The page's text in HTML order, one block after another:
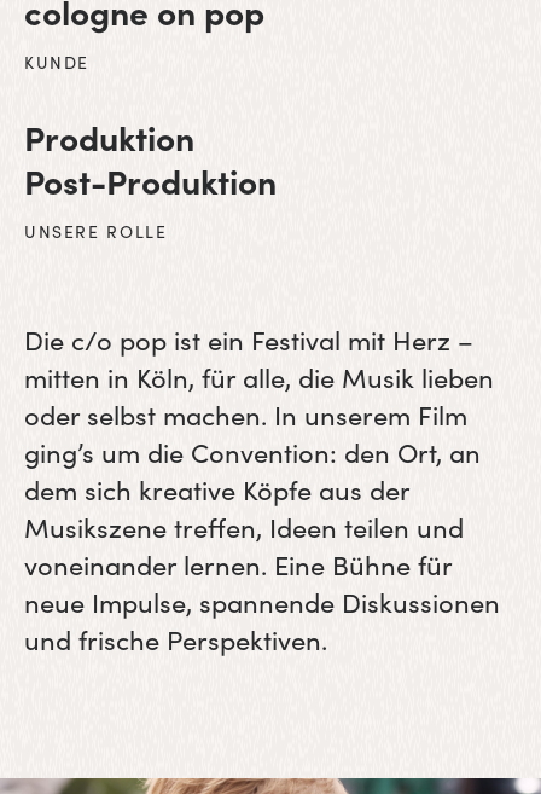
Die c/o pop ist ein Festival mit Herz –
mitten in Köln, für alle, die Musik lieben
oder selbst machen. In unserem Film
ging’s um die Convention: den Ort, an
dem sich kreative Köpfe aus der
Musikszene treffen, Ideen teilen und
voneinander lernen. Eine Bühne für
neue Impulse, spannende Diskussionen
und frische Perspektiven.
cologne on pop
KUNDE
Produktion
Post-Produktion
UNSERE ROLLE